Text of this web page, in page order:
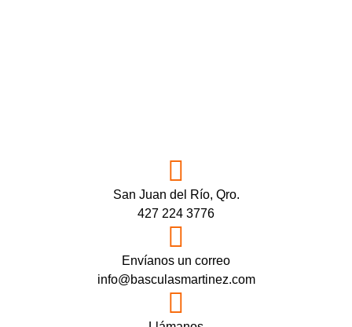
San Juan del Río, Qro.
427 224 3776
Envíanos un correo
info@basculasmartinez.com